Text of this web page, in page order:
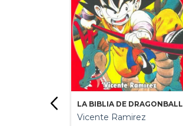
LA BIBLIA DE DRAGONBALL
Vicente Ramirez